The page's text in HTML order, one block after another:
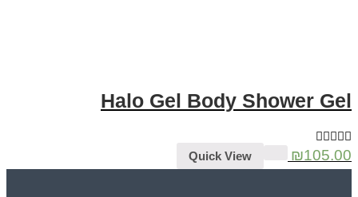
Halo Gel Body Shower Gel
₪105.00
Quick View